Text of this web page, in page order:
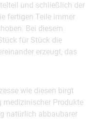
und schließlich der
fertigen Teile immer
Bei diesem
für Stück die
erzeugt, das
wie diesen birgt
Produkte
natürlich abbaubarer